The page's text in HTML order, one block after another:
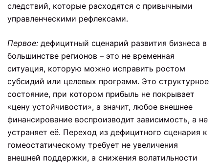
следствий, которые расходятся с привычными
управленческими рефлексами.
Первое: дефицитный сценарий развития бизнеса в
большинстве регионов – это не временная
ситуация, которую можно исправить ростом
субсидий или целевых программ. Это структурное
состояние, при котором прибыль не покрывает
«цену устойчивости», а значит, любое внешнее
финансирование воспроизводит зависимость, а не
устраняет её. Переход из дефицитного сценария к
гомеостатическому требует не увеличения
внешней поддержки, а снижения волатильности